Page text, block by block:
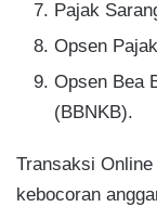
Pajak
Opsen
Opsen Bea
(BBNKB).
Transaksi
kebocoran